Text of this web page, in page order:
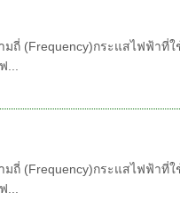
มถี่ (Frequency)กระแสไฟฟ้าที่ใ
มถี่ (Frequency)กระแสไฟฟ้าที่ใ